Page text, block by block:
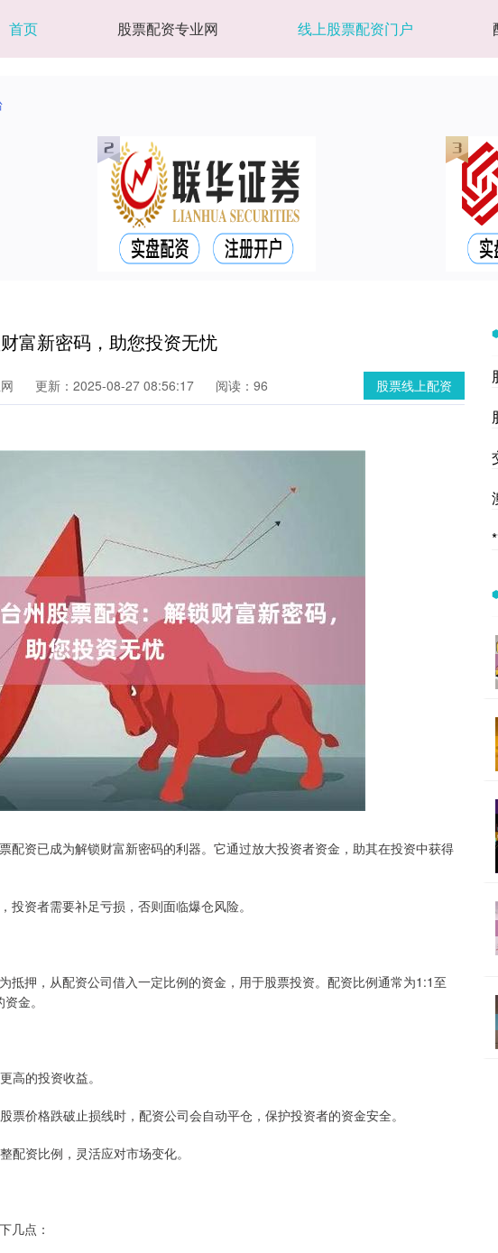
首页 股票配资专业网 线上股票配资门户
富新密码，助您投资无忧
股票线上配资
更新：2025-08-27 08:56:17 阅读：96
配资已成为解锁财富新密码的利器。它通过放大投资者资金，助其在投资中获得
资者需要补足亏损，否则面临爆仓风险。
抵押，从配资公司借入一定比例的资金，用于股票投资。配资比例通常为1:1至
金。
高的投资收益。
票价格跌破止损线时，配资公司会自动平仓，保护投资者的资金安全。
配资比例，灵活应对市场变化。
几点：